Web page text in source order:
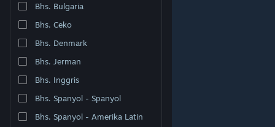
Bhs. Bulgaria
Bhs. Ceko
Bhs. Denmark
Bhs. Jerman
Bhs. Inggris
Bhs. Spanyol - Spanyol
Bhs. Spanyol - Amerika Latin